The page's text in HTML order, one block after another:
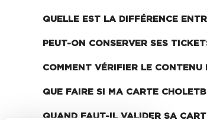
QUELLE EST LA DIFFÉRENCE
PEUT-ON CONSERVER SES
COMMENT VÉRIFIER LE CONTENU
QUE FAIRE SI MA CARTE
QUAND FAUT-IL VALIDER SA